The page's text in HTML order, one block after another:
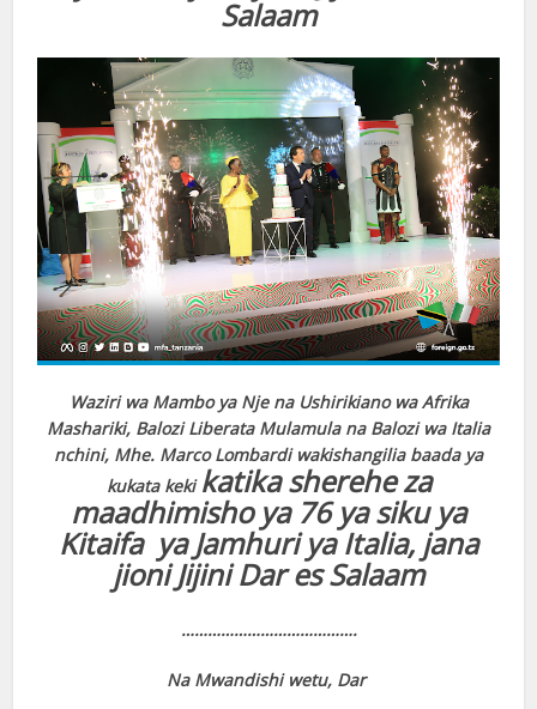
Salaam
Waziri wa Mambo ya Nje na Ushirikiano wa Afrika
Mashariki, Balozi Liberata Mulamula na Balozi wa Italia
nchini, Mhe. Marco Lombardi wakishangilia baada ya
kukata keki katika sherehe za
maadhimisho ya 76 ya siku ya
Kitaifa ya Jamhuri ya Italia, jana
jioni Jijini Dar es Salaam
………………………………….
Na Mwandishi wetu, Dar